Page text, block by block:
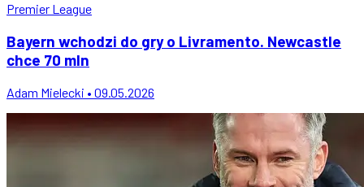
Premier League
Bayern wchodzi do gry o Livramento. Newcastle
chce 70 mln
Adam Mielecki • 09.05.2026